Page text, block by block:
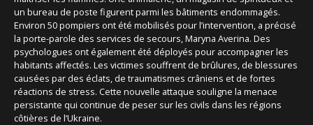
un bureau de poste figurent parmi les bâtiments endommagés.
Environ 50 pompiers ont été mobilisés pour l’intervention, a précisé
la porte-parole des services de secours, Maryna Averina. Des
psychologues ont également été déployés pour accompagner les
habitants affectés. Les victimes souffrent de brûlures, de blessures
causées par des éclats, de traumatismes crâniens et de fortes
réactions de stress. Cette nouvelle attaque souligne la menace
persistante qui continue de peser sur les civils dans les régions
côtières de l’Ukraine.